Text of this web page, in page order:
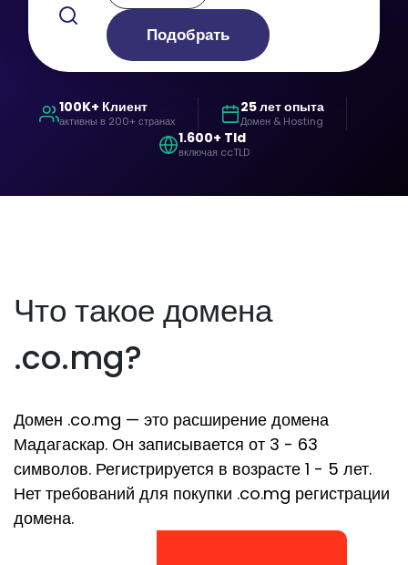
Подобрать
100K+ Клиент
активны в 200+ странах
25 лет опыта
Домен & Hosting
1.600+ Tld
включая ccTLD
Что такое домена
.co.mg?
Домен .co.mg — это расширение домена
Мадагаскар. Он записывается от 3 - 63
символов. Регистрируется в возрасте 1 - 5 лет.
Нет требований для покупки .co.mg регистрации
домена.